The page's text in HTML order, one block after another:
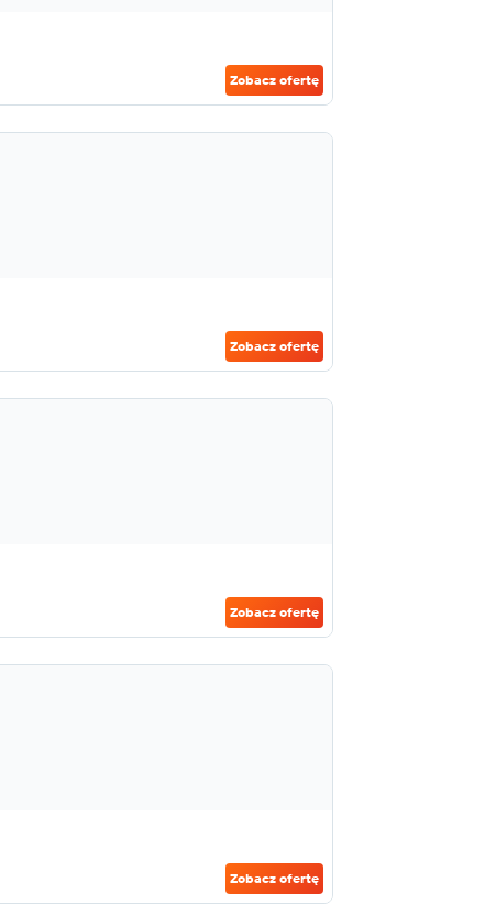
Zobacz ofertę
Zobacz ofertę
Zobacz ofertę
Zobacz ofertę